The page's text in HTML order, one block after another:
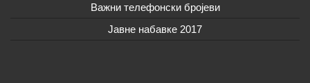
Важни телефонски бројеви
Јавне набавке 2017